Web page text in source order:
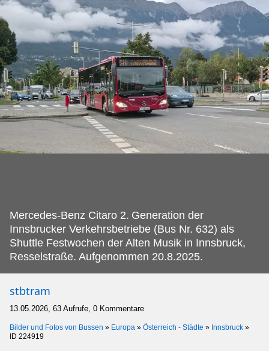
Mercedes-Benz Citaro 2. Generation der
Innsbrucker Verkehrsbetriebe (Bus Nr. 632) als
Shuttle Festwochen der Alten Musik in Innsbruck,
Resselstraße. Aufgenommen 20.8.2025.
stbtram
13.05.2026, 63 Aufrufe, 0 Kommentare
Bilder und Fotos von Bussen » Europa » Österreich - Städte » Innsbruck »
ID 224919